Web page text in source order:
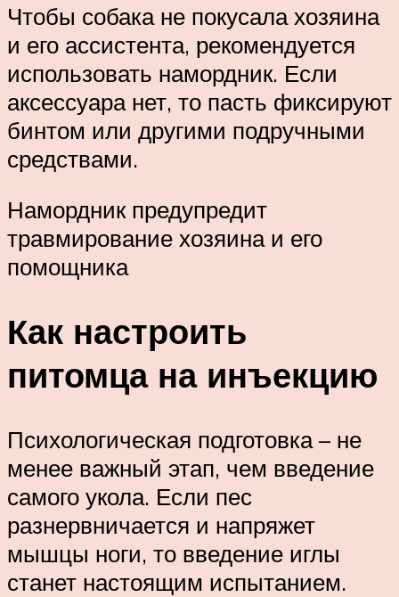
Чтобы собака не покусала хозяина
и его ассистента, рекомендуется
использовать намордник. Если
аксессуара нет, то пасть фиксируют
бинтом или другими подручными
средствами.
Намордник предупредит
травмирование хозяина и его
помощника
Как настроить
питомца на инъекцию
Психологическая подготовка – не
менее важный этап, чем введение
самого укола. Если пес
разнервничается и напряжет
мышцы ноги, то введение иглы
станет настоящим испытанием.